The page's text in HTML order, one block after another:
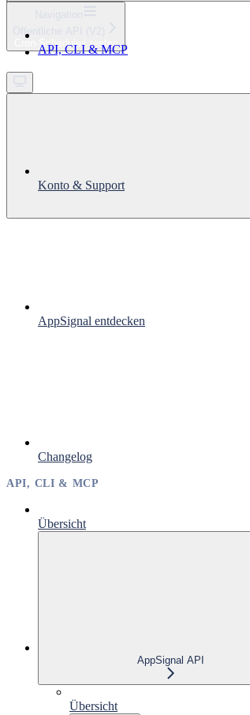
Get started
Öffentliche API (V2)
Cron-Schedules testen
API, CLI & MCP
Konto & Support
AppSignal entdecken
Changelog
API, CLI & MCP
Übersicht
AppSignal API
Übersicht